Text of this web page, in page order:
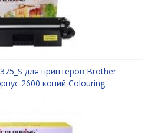
для принтеров Brother
2600 копий Colouring